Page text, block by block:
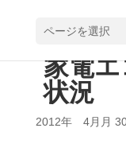
ページを選択
家電
状況
2012年 4月月